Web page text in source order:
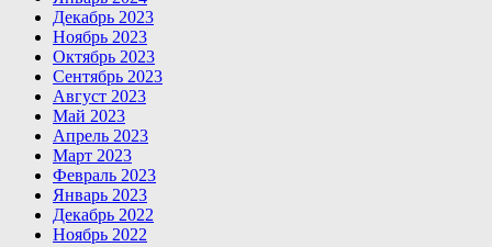
Декабрь 2023
Ноябрь 2023
Октябрь 2023
Сентябрь 2023
Август 2023
Май 2023
Апрель 2023
Март 2023
Февраль 2023
Январь 2023
Декабрь 2022
Ноябрь 2022